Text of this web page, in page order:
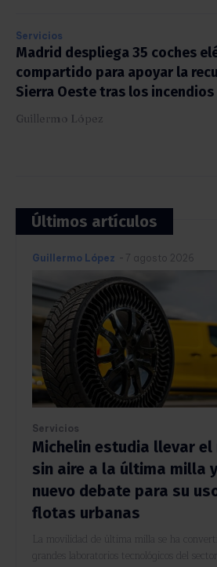
Servicios
Madrid despliega 35 coches
compartido para apoyar la
Sierra Oeste tras los incendios
Guillermo López
Últimos artículos
Guillermo López - 7 agosto 2026
Servicios
Michelin estudia llevar el
sin aire a la última milla
nuevo debate para su
flotas urbanas
La movilidad de última milla se ha
grandes laboratorios tecnológicos del